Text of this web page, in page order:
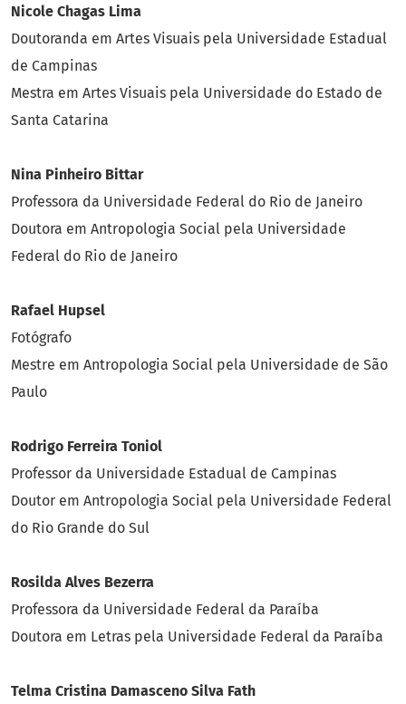
Nicole Chagas Lima
Doutoranda em Artes Visuais pela Universidade Estadual
de Campinas
Mestra em Artes Visuais pela Universidade do Estado de
Santa Catarina
Nina Pinheiro Bittar
Professora da Universidade Federal do Rio de Janeiro
Doutora em Antropologia Social pela Universidade
Federal do Rio de Janeiro
Rafael Hupsel
Fotógrafo
Mestre em Antropologia Social pela Universidade de São
Paulo
Rodrigo Ferreira Toniol
Professor da Universidade Estadual de Campinas
Doutor em Antropologia Social pela Universidade Federal
do Rio Grande do Sul
Rosilda Alves Bezerra
Professora da Universidade Federal da Paraíba
Doutora em Letras pela Universidade Federal da Paraíba
Telma Cristina Damasceno Silva Fath